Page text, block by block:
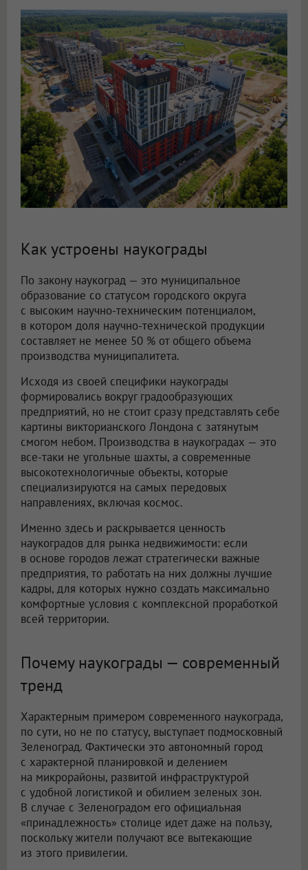
Как устроены наукограды
По закону наукоград — это муниципальное
образование со статусом городского округа
с высоким научно-техническим потенциалом,
в котором доля научно-технической продукции
составляет не менее 50 % от общего объема
производства муниципалитета.
Исходя из своей специфики наукограды
формировались вокруг градообразующих
предприятий, но не стоит сразу представлять себе
картины викторианского Лондона с затянутым
смогом небом. Производства в наукоградах — это
все-таки не угольные шахты, а современные
высокотехнологичные объекты, которые
специализируются на самых передовых
направлениях, включая космос.
Именно здесь и раскрывается ценность
наукоградов для рынка недвижимости: если
в основе городов лежат стратегически важные
предприятия, то работать на них должны лучшие
кадры, для которых нужно создать максимально
комфортные условия с комплексной проработкой
всей территории.
Почему наукограды — современный
тренд
Характерным примером современного наукограда,
по сути, но не по статусу, выступает подмосковный
Зеленоград. Фактически это автономный город
с характерной планировкой и делением
на микрорайоны, развитой инфраструктурой
с удобной логистикой и обилием зеленых зон.
В случае с Зеленоградом его официальная
«принадлежность» столице идет даже на пользу,
поскольку жители получают все вытекающие
из этого привилегии.